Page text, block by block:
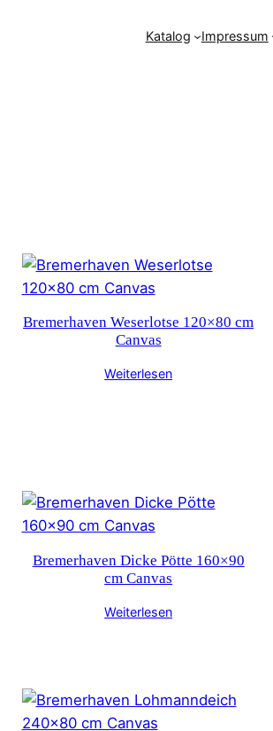
Katalog Impressum
Bremerhaven Weserlotse 120×80 cm
Canvas
Weiterlesen
Bremerhaven Dicke Pötte 160×90
cm Canvas
Weiterlesen